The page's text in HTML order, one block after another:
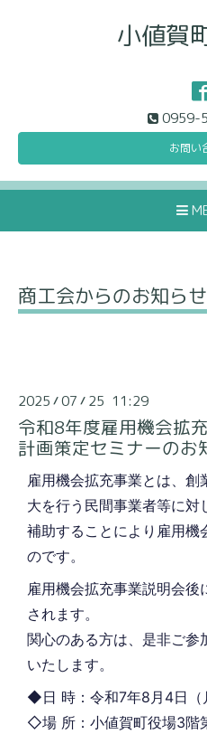
小値賀
0959-
お問い
商工会からのお知らせ
2025 /07 / 25 11:29
令和8年度雇用機会拡
計画策定セミナーのお
雇用機会拡充事業とは、
大を行う民間事業者等に対
補助することにより雇用機
のです。
雇用機会拡充事業説明会
されます。
関心のある方は、是非ご参
いたします。
◆日 時：令和7年8月4日（
◇場 所：小値賀町役場3階